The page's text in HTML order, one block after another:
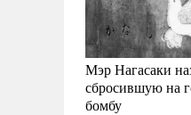
Мэр Нагасаки
сбросившую на
бомбу